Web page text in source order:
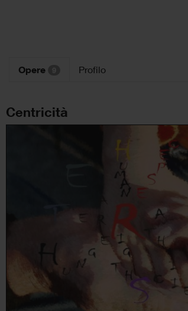
Opere Profilo
Centricità